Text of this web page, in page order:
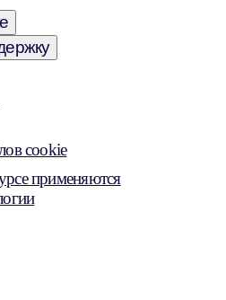
cookie
применяются